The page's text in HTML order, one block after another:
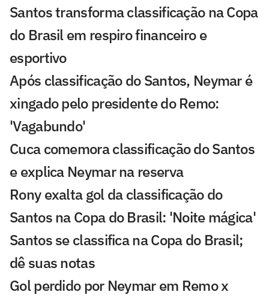
Santos transforma classificação na Copa
do Brasil em respiro financeiro e
esportivo
Após classificação do Santos, Neymar é
xingado pelo presidente do Remo:
'Vagabundo'
Cuca comemora classificação do Santos
e explica Neymar na reserva
Rony exalta gol da classificação do
Santos na Copa do Brasil: 'Noite mágica'
Santos se classifica na Copa do Brasil;
dê suas notas
Gol perdido por Neymar em Remo x